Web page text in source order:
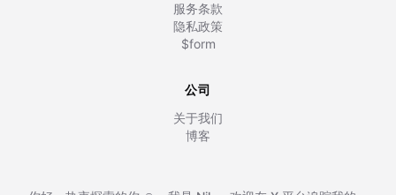
服务条款
隐私政策
$form
公司
关于我们
博客